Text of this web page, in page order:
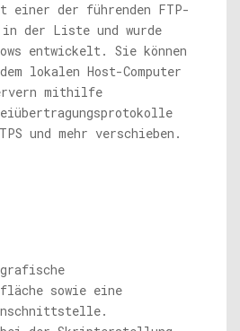
einer der führenden FTP-
in der Liste und wurde
entwickelt. Sie können
lokalen Host-Computer
mithilfe
und mehr verschieben.
sowie eine